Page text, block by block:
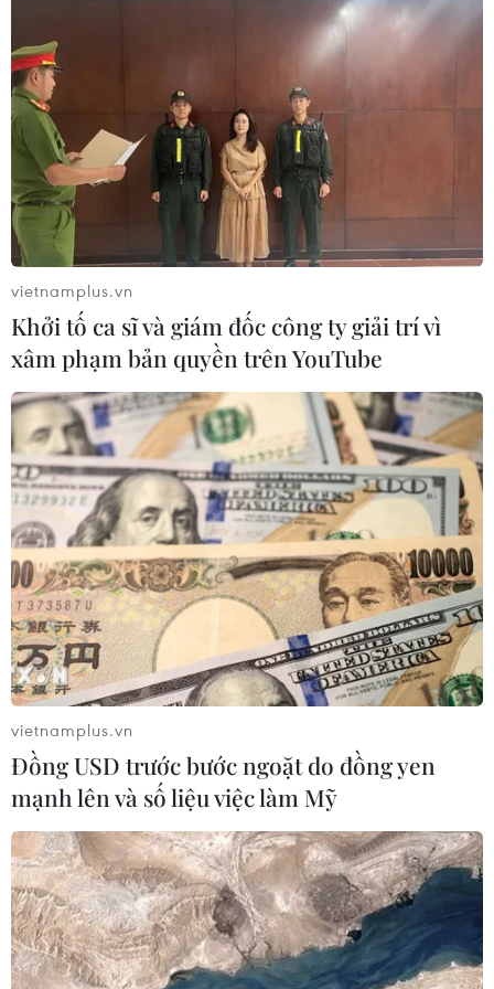
Doanh nghiệp Trung Quốc đánh giá
cao triển vọng hợp tác cơ giới hóa
nông nghiệp với Việt Nam
06/08/2026 04:14
Thống đốc Fed khuyến nghị tăng lãi
suất nếu lạm phát không sớm hạ
nhiệt
06/08/2026 03:46
Sản lượng vàng của Trung Quốc
giảm trong nửa đầu năm 2026
06/08/2026 03:41
Kim ngạch xuất khẩu vượt mốc 100
tỷ USD, Hàn Quốc lập kỷ lục thặng
dư vãng lai
06/08/2026 03:34
Moody’s cảnh báo hạ tầng điện hạn
chế tiềm năng phát triển AI của
Mexico
06/08/2026 03:33
doanh thu quý kỷ lục
06/08/2026 03:33
Làm giàu từ cây na ở vùng cao tại
vietnamplus.vn
Khởi tố ca sĩ và giám đốc công ty giải trí vì
xâm phạm bản quyền trên YouTube
vietnamplus.vn
Đồng USD trước bước ngoặt do đồng yen
mạnh lên và số liệu việc làm Mỹ